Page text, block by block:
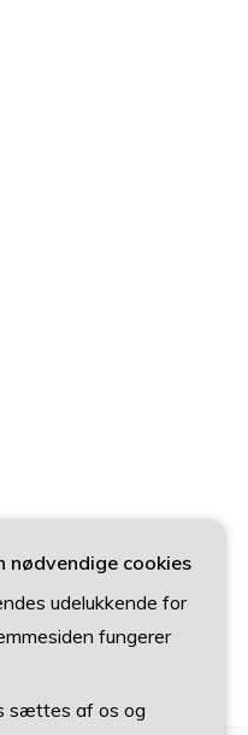
nødvendige cookies
udelukkende for
fungerer
sættes af os og